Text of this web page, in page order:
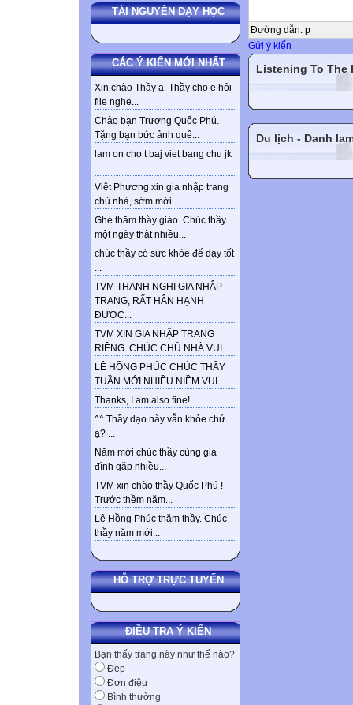
TÀI NGUYÊN DẠY HỌC
CÁC Ý KIẾN MỚI NHẤT
Xin chào Thầy ạ. Thầy cho e hỏi
flie nghe...
Chào bạn Trương Quốc Phú.
Tặng bạn bức ảnh quê...
lam on cho t baj viet bang chu jk
...
Việt Phương xin gia nhập trang
chủ nhà, sớm mời...
Ghé thăm thầy giáo. Chúc thầy
một ngày thật nhiều...
chúc thầy có sức khỏe để dạy tốt
...
TVM THANH NGHỊ GIA NHẬP
TRANG, RẤT HÂN HẠNH
ĐƯỢC...
TVM XIN GIA NHẬP TRANG
RIÊNG. CHÚC CHỦ NHÀ VUI...
LÊ HỒNG PHÚC CHÚC THẦY
TUẦN MỚI NHIỀU NIỀM VUI...
Thanks, I am also fine!...
^^ Thầy dạo này vẫn khỏe chứ
ạ? ...
Năm mới chúc thầy cùng gia
đình gặp nhiều...
TVM xin chào thầy Quốc Phú !
Trước thềm năm...
Lê Hồng Phúc thăm thầy. Chúc
thầy năm mới...
HỖ TRỢ TRỰC TUYẾN
ĐIỀU TRA Ý KIẾN
Bạn thấy trang này như thế nào?
Đẹp
Đơn điệu
Bình thường
Đường dẫn: p
Gửi ý kiến
Listening To The
Du lịch - Danh